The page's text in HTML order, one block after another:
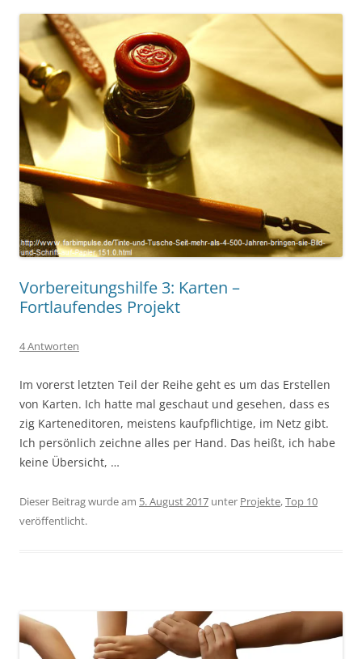
Vorbereitungshilfe 3: Karten –
Fortlaufendes Projekt
4 Antworten
Im vorerst letzten Teil der Reihe geht es um das Erstellen
von Karten. Ich hatte mal geschaut und gesehen, dass es
zig Karteneditoren, meistens kaufpflichtige, im Netz gibt.
Ich persönlich zeichne alles per Hand. Das heißt, ich habe
keine Übersicht, …
Dieser Beitrag wurde am 5. August 2017 unter Projekte,Top 10
veröffentlicht.